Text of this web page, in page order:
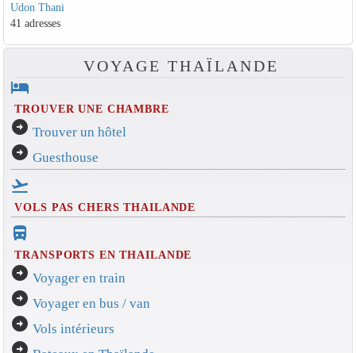
Udon Thani
41 adresses
VOYAGE THAÏLANDE
hotel
TROUVER UNE CHAMBRE
arrow_circle_right Trouver un hôtel
arrow_circle_right Guesthouse
flight_takeoff
VOLS PAS CHERS THAILANDE
directions_bus_filled
TRANSPORTS EN THAILANDE
arrow_circle_right Voyager en train
arrow_circle_right Voyager en bus / van
arrow_circle_right Vols intérieurs
arrow_circle_right